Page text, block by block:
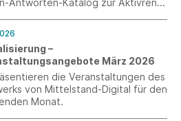
Antworten-Katalog zur Aktivrente
haben keine Rechts- oder
–
März 2026
die Veranstaltungen des
von Mittelstand-Digital für den
Monat.